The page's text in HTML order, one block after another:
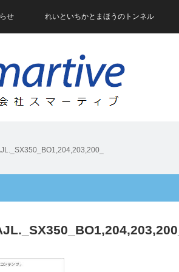
せ れいといちかとまほうのトンネル